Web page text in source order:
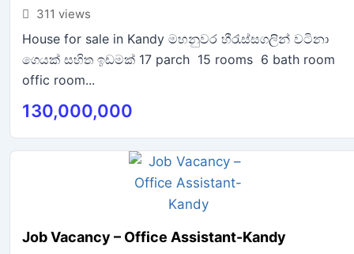
311 views
House for sale in Kandy මහනුවර හීරැස්සගලින් වටිනා
ගෙයක් සහිත ඉඩමක් 17 parch 15 rooms 6 bath room
offic room...
130,000,000
Job Vacancy – Office Assistant-Kandy